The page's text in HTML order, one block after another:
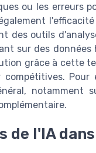
ou les erreurs
des outils
sur des
grâce à cette
compétitives.
notamment
de l'IA